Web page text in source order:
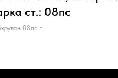
ст.: 08пс
08пс т